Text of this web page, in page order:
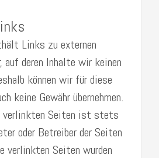
Links zu externen
deren Inhalte wir keinen
können wir für diese
keine Gewähr übernehmen.
verlinkten Seiten ist stets
oder Betreiber der Seiten
verlinkten Seiten wurden